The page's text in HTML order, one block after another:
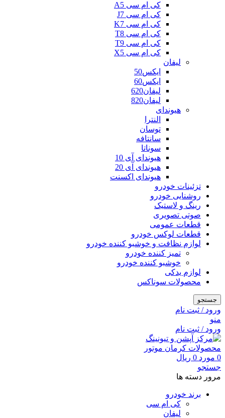
کی ام سی A5
کی ام سی J7
کی ام سی K7
کی ام سی T8
کی ام سی T9
کی ام سی X5
لیفان
ایکس50
ایکس60
لیفان620
لیفان820
هیوندای
النترا
توسان
سانتافه
سوناتا
هیوندای آی 10
هیوندای آی 20
هیوندای اکسنت
تزئینات خودرو
روشنایی خودرو
رینگ و لاستیک
صوتی تصویری
قطعات عمومی
قطعات لوکس خودرو
لوازم نظافت و خوشبو کننده خودرو
تمیز کننده خودرو
خوشبو کننده خودرو
لوازم یدکی
محصولات سوناکس
جستجو
ورود / ثبت نام
منو
ورود / ثبت نام
0 مورد 0 ریال
جستجو
مرور دسته ها
برند خودرو
کی ام سی
لیفان